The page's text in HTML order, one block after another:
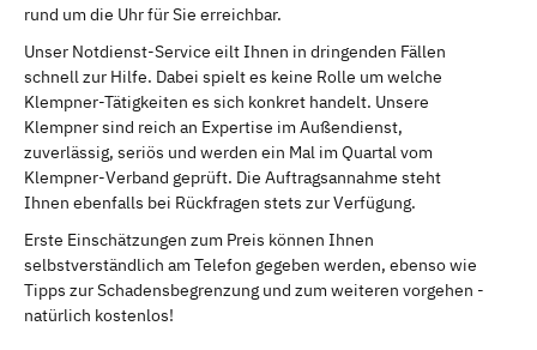
rund um die Uhr für Sie erreichbar.
Unser Notdienst-Service eilt Ihnen in dringenden Fällen
schnell zur Hilfe. Dabei spielt es keine Rolle um welche
Klempner-Tätigkeiten es sich konkret handelt. Unsere
Klempner sind reich an Expertise im Außendienst,
zuverlässig, seriös und werden ein Mal im Quartal vom
Klempner-Verband geprüft. Die Auftragsannahme steht
Ihnen ebenfalls bei Rückfragen stets zur Verfügung.
Erste Einschätzungen zum Preis können Ihnen
selbstverständlich am Telefon gegeben werden, ebenso wie
Tipps zur Schadensbegrenzung und zum weiteren vorgehen -
natürlich kostenlos!